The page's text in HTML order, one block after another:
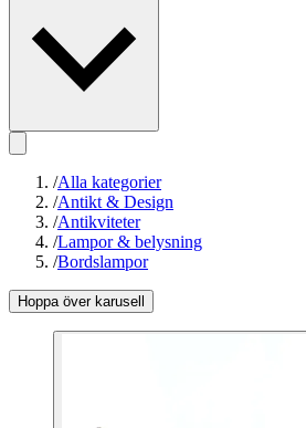
/Alla kategorier
/Antikt & Design
/Antikviteter
/Lampor & belysning
/Bordslampor
Hoppa över karusell